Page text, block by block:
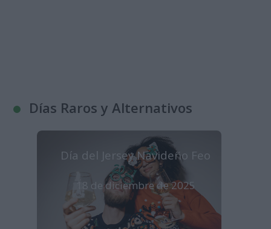
Días Raros y Alternativos
Día del Jersey Navideño Feo
18 de diciembre de 2025